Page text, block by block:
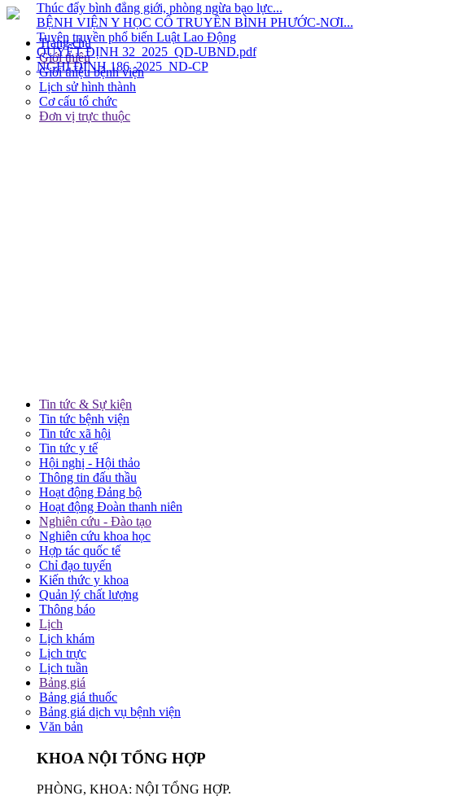
Trang chủ
Giới thiệu
Giới thiệu bệnh viện
Lịch sử hình thành
Cơ cấu tổ chức
Đơn vị trực thuộc
Tin tức & Sự kiện
Tin tức bệnh viện
Tin tức xã hội
Tin tức y tế
Hội nghị - Hội thảo
Thông tin đấu thầu
Hoạt động Đảng bộ
Hoạt động Đoàn thanh niên
Nghiên cứu - Đào tạo
Nghiên cứu khoa học
Hợp tác quốc tế
Chỉ đạo tuyến
Kiến thức y khoa
Quản lý chất lượng
Thông báo
Lịch
Lịch khám
Lịch trực
Lịch tuần
Bảng giá
Bảng giá thuốc
Bảng giá dịch vụ bệnh viện
Văn bản
KHOA NỘI TỔNG HỢP
PHÒNG, KHOA: NỘI TỔNG HỢP.
QUYẾT ĐỊNH 32_2025_QD-UBND.pdf
NGHỊ ĐỊNH 186_2025_ND-CP